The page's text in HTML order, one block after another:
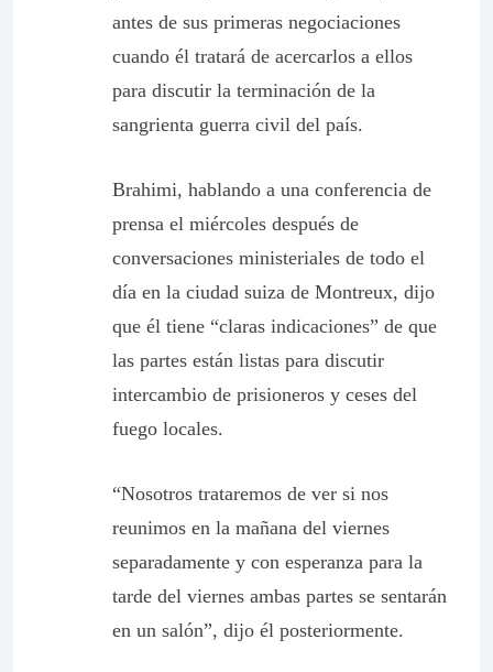
antes de sus primeras negociaciones
cuando él tratará de acercarlos a ellos
para discutir la terminación de la
sangrienta guerra civil del país.
Brahimi, hablando a una conferencia de
prensa el miércoles después de
conversaciones ministeriales de todo el
día en la ciudad suiza de Montreux, dijo
que él tiene “claras indicaciones” de que
las partes están listas para discutir
intercambio de prisioneros y ceses del
fuego locales.
“Nosotros trataremos de ver si nos
reunimos en la mañana del viernes
separadamente y con esperanza para la
tarde del viernes ambas partes se sentarán
en un salón”, dijo él posteriormente.